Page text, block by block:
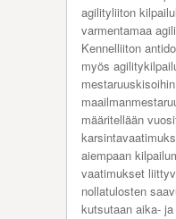
agilityliiton
varmentamaa
Kennelliiton
myös
määritellään
aiempaan
vaatimukset
nollatulosten
kutsutaan aika-